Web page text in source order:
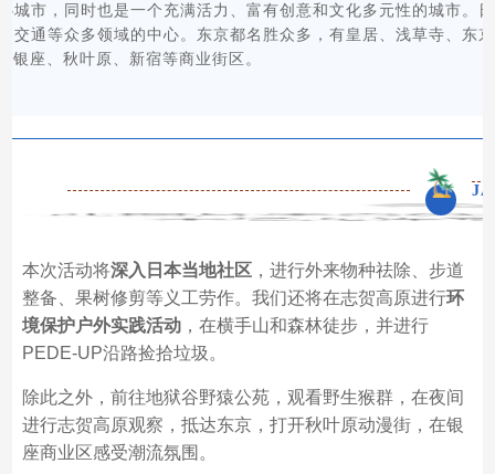
城市，同时也是一个充满活力、富有创意和文化多元性的城市。
交通等众多领域的中心。东京都名胜众多，有皇居、浅草寺、东
银座、秋叶原、新宿等商业街区。
本次活动将深入日本当地社区，进行外来物种祛除、步道
整备、果树修剪等义工劳作。我们还将在志贺高原进行环
境保护户外实践活动，在横手山和森林徒步，并进行
PEDE-UP沿路捡拾垃圾。
除此之外，前往地狱谷野猿公苑，观看野生猴群，在夜间
进行志贺高原观察，抵达东京，打开秋叶原动漫街，在银
座商业区感受潮流氛围。